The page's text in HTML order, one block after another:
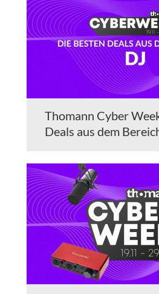
Thomann Cyber
Deals aus dem